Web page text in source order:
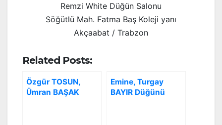
Remzi White Düğün Salonu
Söğütlü Mah. Fatma Baş Koleji yanı
Akçaabat / Trabzon
Related Posts:
Özgür TOSUN,
Ümran BAŞAK
Emine, Turgay
BAYIR Düğünü